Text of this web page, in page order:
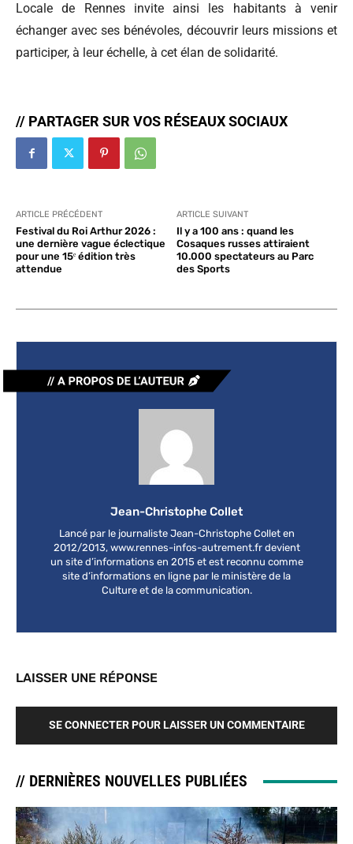
Locale de Rennes invite ainsi les habitants à venir
échanger avec ses bénévoles, découvrir leurs missions et
participer, à leur échelle, à cet élan de solidarité.
// PARTAGER SUR VOS RÉSEAUX SOCIAUX
ARTICLE PRÉCÉDENT
Festival du Roi Arthur 2026 :
une dernière vague éclectique
pour une 15ᵉ édition très
attendue
ARTICLE SUIVANT
Il y a 100 ans : quand les
Cosaques russes attiraient
10.000 spectateurs au Parc
des Sports
Jean-Christophe Collet
Lancé par le journaliste Jean-Christophe Collet en
2012/2013, www.rennes-infos-autrement.fr devient
un site d’informations en 2015 et est reconnu comme
site d’informations en ligne par le ministère de la
Culture et de la communication.
LAISSER UNE RÉPONSE
SE CONNECTER POUR LAISSER UN COMMENTAIRE
// DERNIÈRES NOUVELLES PUBLIÉES